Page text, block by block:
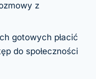
z
gotowych płacić
do społeczności